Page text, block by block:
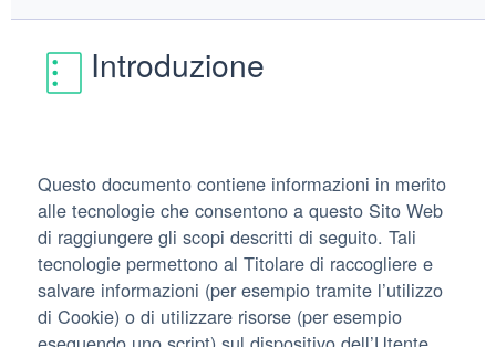
Introduzione
Questo documento contiene informazioni in merito
alle tecnologie che consentono a questo Sito Web
di raggiungere gli scopi descritti di seguito. Tali
tecnologie permettono al Titolare di raccogliere e
salvare informazioni (per esempio tramite l’utilizzo
di Cookie) o di utilizzare risorse (per esempio